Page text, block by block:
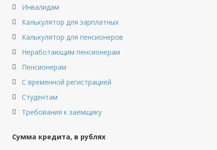
Инвалидам
Калькулятор для зарплатных
Калькулятор для пенсионеров
Неработающим пенсионерам
Пенсионерам
С временной регистрацией
Студентам
Требования к заемщику
Сумма кредита, в рублях